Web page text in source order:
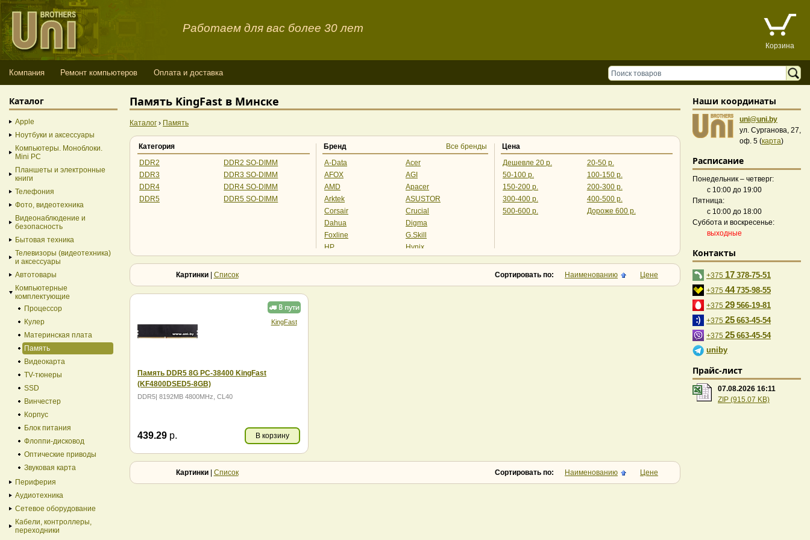
Работаем для вас более 30 лет
Корзина
Компания Ремонт компьютеров Оплата и доставка
Память KingFast в Минске
Каталог › Память
Категория
DDR2
DDR2 SO-DIMM
DDR3
DDR3 SO-DIMM
DDR4
DDR4 SO-DIMM
DDR5
DDR5 SO-DIMM
Бренд
Все бренды
A-Data
Acer
AFOX
AGI
AMD
Apacer
Arktek
ASUSTOR
Corsair
Crucial
Dahua
Digma
Foxline
G.Skill
HP
Hynix
Цена
Дешевле 20 р.
20-50 р.
50-100 р.
100-150 р.
150-200 р.
200-300 р.
300-400 р.
400-500 р.
500-600 р.
Дороже 600 р.
Картинки| Список Сортировать по: Наименованию Цене
KingFast
Память DDR5 8G PC-38400 KingFast
(KF4800DSED5-8GB)
DDR5| 8192MB 4800MHz, CL40
439.29 р. В корзину
Картинки| Список Сортировать по: Наименованию Цене
Каталог
Apple
Ноутбуки и аксессуары
Компьютеры. Моноблоки.
Mini PC
Планшеты и электронные
книги
Телефония
Фото, видеотехника
Видеонаблюдение и
безопасность
Бытовая техника
Телевизоры (видеотехника)
и аксессуары
Автотовары
Компьютерные
комплектующие
Процессор
Кулер
Материнская плата
Память
Видеокарта
TV-тюнеры
SSD
Винчестер
Корпус
Блок питания
Флоппи-дисковод
Оптические приводы
Звуковая карта
Периферия
Аудиотехника
Сетевое оборудование
Кабели, контроллеры,
переходники
Наши координаты
uni@uni.by
ул. Сурганова, 27,
оф. 5 (карта)
Расписание
Понедельник – четверг:
с 10:00 до 19:00
Пятница:
с 10:00 до 18:00
Суббота и воскресенье:
выходные
Контакты
+375 17 378-75-51
+375 44 735-98-55
+375 29 566-19-81
+375 25 663-45-54
+375 25 663-45-54
uniby
Прайс-лист
07.08.2026 16:11
ZIP (915.07 KB)